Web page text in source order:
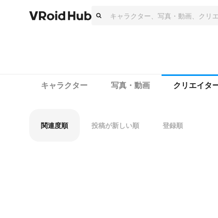
キャラクター 写真・動画 クリエイタ
関連度順 投稿が新しい順 登録順